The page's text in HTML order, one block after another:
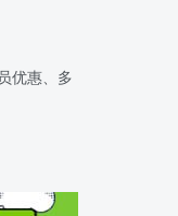
优惠、多